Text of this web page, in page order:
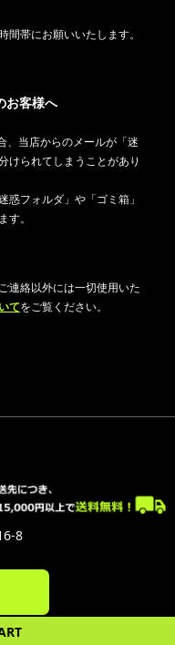
帯にお願いいたします。
お客様へ
、当店からのメールが「迷
けられてしまうことがあり
惑フォルダ」や「ゴミ箱」
。
連絡以外には一切使用いた
てをご覧ください。
8